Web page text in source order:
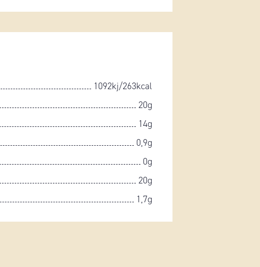
1092kj/263kcal
20g
14g
0,9g
0g
20g
1,7g